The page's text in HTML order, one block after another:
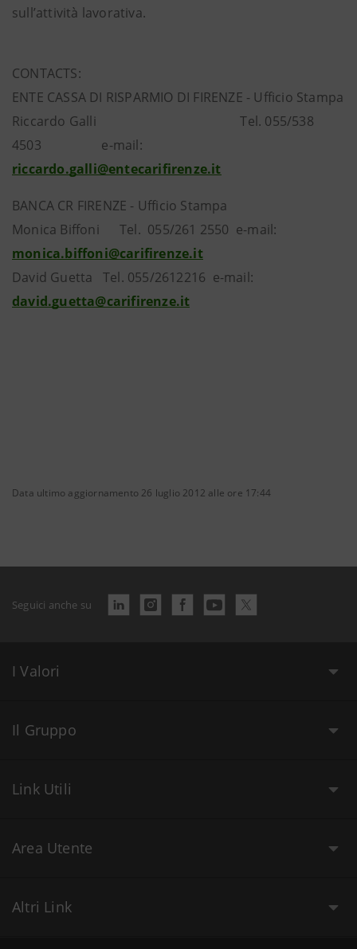
sull’attività lavorativa.
CONTACTS:
ENTE CASSA DI RISPARMIO DI FIRENZE - Ufficio Stampa
Riccardo Galli Tel. 055/538
4503 e-mail:
riccardo.galli@entecarifirenze.it
BANCA CR FIRENZE - Ufficio Stampa
Monica Biffoni Tel. 055/261 2550 e-mail:
monica.biffoni@carifirenze.it
David Guetta Tel. 055/2612216 e-mail:
david.guetta@carifirenze.it
Data ultimo aggiornamento 26 luglio 2012 alle ore 17:44
Seguici anche su
I Valori
Il Gruppo
Link Utili
Area Utente
Altri Link